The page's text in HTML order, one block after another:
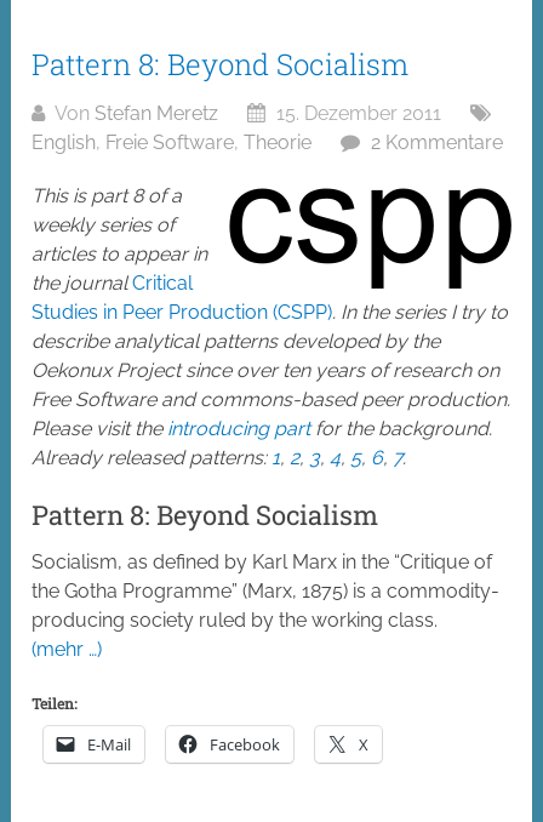
Pattern 8: Beyond Socialism
Von Stefan Meretz
15. Dezember 2011
English, Freie Software,Theorie 2 Kommentare
This is part 8 of a
weekly series of
articles to appear in
the journalCritical
Studies in Peer Production (CSPP). In the series I try to
describe analytical patterns developed by the
Oekonux Project since over ten years of research on
Free Software and commons-based peer production.
Please visit the introducing partfor the background.
Already released patterns: 1,2, 3,4, 5, 6, 7.
Pattern 8: Beyond Socialism
Socialism, as defined by Karl Marx in the “Critique of
the Gotha Programme” (Marx, 1875) is a commodity-
producing society ruled by the working class.
(mehr …)
Teilen:
E-Mail Facebook X